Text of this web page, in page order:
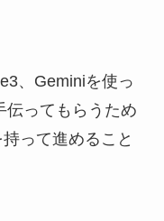
、Geminiを使っ
伝ってもらうため
って進めること